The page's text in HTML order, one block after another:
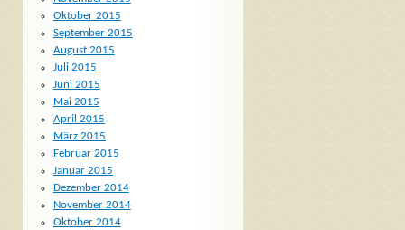
Oktober 2015
September 2015
August 2015
Juli 2015
Juni 2015
Mai 2015
April 2015
März 2015
Februar 2015
Januar 2015
Dezember 2014
November 2014
Oktober 2014